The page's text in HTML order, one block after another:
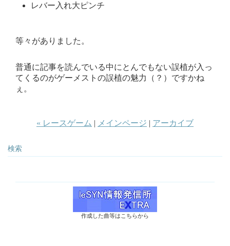
レバー入れ大ピンチ
等々がありました。
普通に記事を読んでいる中にとんでもない誤植が入っ
てくるのがゲーメストの誤植の魅力（？）ですかね
ぇ。
« レースゲーム | メインページ | アーカイブ
検索
作成した曲等はこちらから